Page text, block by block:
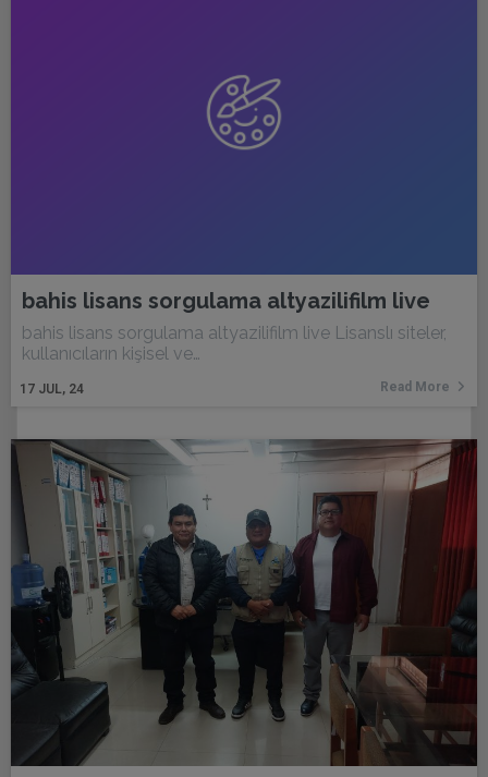
bahis lisans sorgulama altyazilifilm live
17 JUL, 24
bahis lisans sorgulama altyazilifilm live Lisanslı siteler,
kullanıcıların kişisel ve…
Read More